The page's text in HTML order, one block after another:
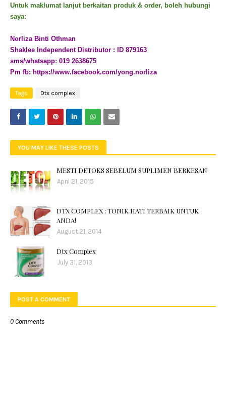
Untuk maklumat lanjut berkaitan produk & order, boleh hubungi
saya:
Norliza Binti Othman
Shaklee Independent Distributor : ID 879163
sms/whatsapp: 019 2638675
Pm fb: https://www.facebook.com/yong.norliza
Tags Dtx complex
YOU MAY LIKE THESE POSTS
MESTI DETOKS SEBELUM SUPLIMEN BERKESAN
April 21, 2015
DTX COMPLEX : TONIK HATI TERBAIK UNTUK
ANDA!
August 21, 2014
Dtx Complex
July 31, 2013
POST A COMMENT
0 Comments